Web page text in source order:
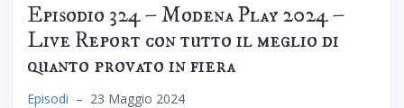
Episodio 324 – Modena Play 2024 –
Live Report con tutto il meglio di
quanto provato in fiera
Episodi – 23 Maggio 2024